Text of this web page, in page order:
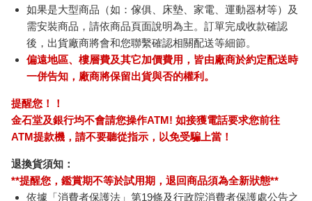
如果是大型商品（如：傢俱、床墊、家電、運動器材等）及
需安裝商品，請依商品頁面說明為主。訂單完成收款確認
後，出貨廠商將會和您聯繫確認相關配送等細節。
偏遠地區、樓層費及其它加價費用，皆由廠商於約定配送時
一併告知，廠商將保留出貨與否的權利。
提醒您！！
金石堂及銀行均不會請您操作ATM! 如接獲電話要求您前往
ATM提款機，請不要聽從指示，以免受騙上當！
退換貨須知：
**提醒您，鑑賞期不等於試用期，退回商品須為全新狀態**
依據「消費者保護法」第19條及行政院消費者保護處公告之